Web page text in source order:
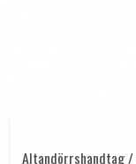
Altandörrshandtag